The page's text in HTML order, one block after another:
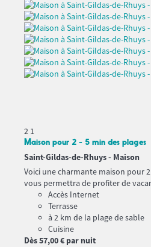
2 1
Maison pour 2 - 5 min des plages
Saint-Gildas-de-Rhuys - Maison
Voici une charmante maison pour
vous permettra de profiter de
Accès Internet
Terrasse
à 2 km de la plage de sable
Cuisine
Dès57,00 € par nuit